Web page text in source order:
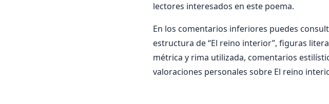
lectores interesados en este poema.
En los comentarios inferiores puedes
estructura de “El reino interior”, figuras
métrica y rima utilizada, comentarios
valoraciones personales sobre El reino